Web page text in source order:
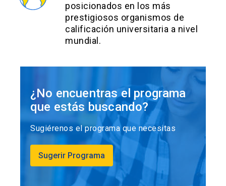
posicionados en los más
prestigiosos organismos de
calificación universitaria a nivel
mundial.
¿No encuentras el programa
que estás buscando?
Sugiérenos el programa que necesitas
Sugerir Programa